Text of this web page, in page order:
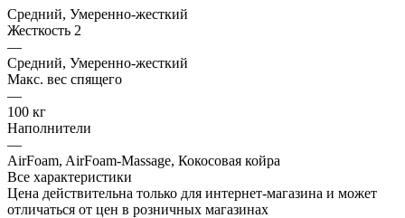
Средний, Умеренно-жесткий
Жесткость 2
—
Средний, Умеренно-жесткий
Макс. вес спящего
—
100 кг
Наполнители
—
AirFoam, AirFoam-Massage, Кокосовая койра
Все характеристики
Цена действительна только для интернет-магазина и может
отличаться от цен в розничных магазинах